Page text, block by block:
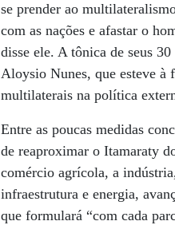
se prender ao
com as nações e afastar o
disse ele. A tônica de seus
Aloysio Nunes, que esteve à
multilaterais na política
Entre as poucas medidas
de reaproximar o Itamaraty
comércio agrícola, a
infraestrutura e energia,
que formulará “com cada